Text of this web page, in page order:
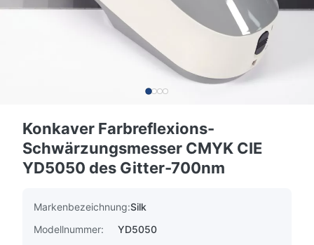
Konkaver Farbreflexions-
Schwärzungsmesser CMYK CIE
YD5050 des Gitter-700nm
Markenbezeichnung:Silk
Modellnummer:
YD5050